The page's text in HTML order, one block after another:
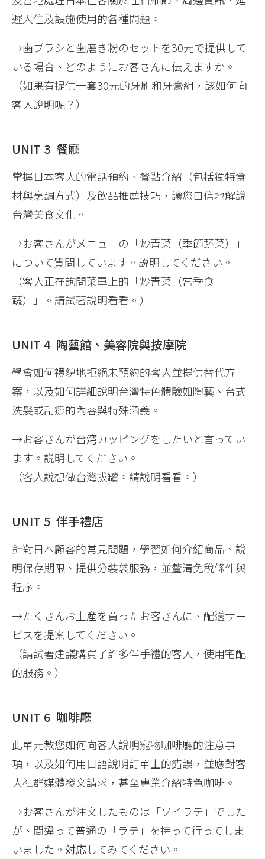
遲入住及設施使用的各種問題。
→歯ブラシと歯磨き粉のセットを30元で提供して
いる場合、どのようにお客さんに伝えますか。
（如果有提供一套30元的牙刷和牙膏組，該如何向
客人說明呢？）
UNIT 3 餐廳
掌握日本客人的電話預約、餐點介紹（包括獨特食
材與烹調方式）及飲品推薦技巧，讓您自信地解說
台灣美食文化。
→お客さんがメニューの「炒青菜（季節蔬菜）」
について質問しています。説明してください。
（客人正在詢問菜單上的「炒青菜（當季食
蔬）」。請試著說明看看。）
UNIT 4 陶藝館、美容院與按摩院
學會如何禮貌地拒絕未預約的客人並提供替代方
案，以及如何詳細說明台灣特色體驗如陶藝、台式
洗髮或刮痧的內容與特殊涵義。
→お客さんが台湾カッピングをしたいと言ってい
ます。説明してください。
（客人說想做台灣拔罐。請說明看看。）
UNIT 5 伴手禮店
針對日本顧客的常見問題，學習如何介紹商品、說
明保存期限、提供分裝袋服務，並釐清免稅條件與
程序。
→たくさんお土産を買ったお客さんに、配送サー
ビスを提案してください。
（請試著建議購買了許多伴手禮的客人，使用宅配
的服務。）
UNIT 6 咖啡廳
此單元教您如何向客人說明寵物咖啡廳的注意事
項，以及如何用日語說明訂單上的錯誤，並應對客
人社群媒體發文請求，甚至專業介紹特色咖啡。
→お客さんが注文したものは「ソイラテ」でした
が、間違って普通の「ラテ」を持って行ってしま
いました。対応してみてください。